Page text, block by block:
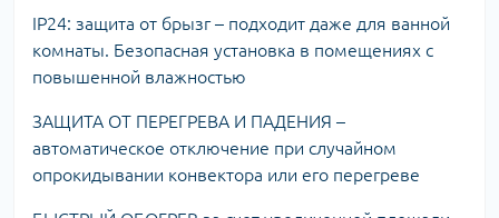
IP24: защита от брызг – подходит даже для ванной
комнаты. Безопасная установка в помещениях с
повышенной влажностью
ЗАЩИТА ОТ ПЕРЕГРЕВА И ПАДЕНИЯ –
автоматическое отключение при случайном
опрокидывании конвектора или его перегреве